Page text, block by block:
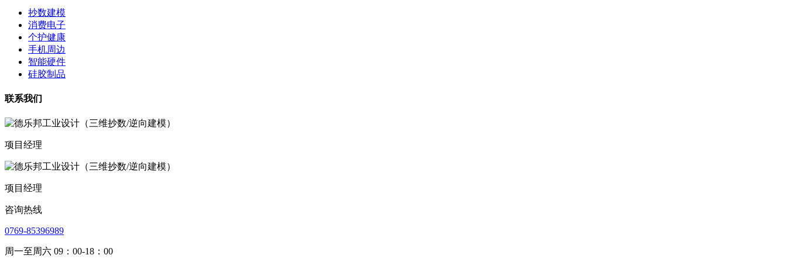
抄数建模
消费电子
个护健康
手机周边
智能硬件
硅胶制品
联系我们
项目经理
项目经理
咨询热线
0769-85396989
周一至周六 09：00-18：00